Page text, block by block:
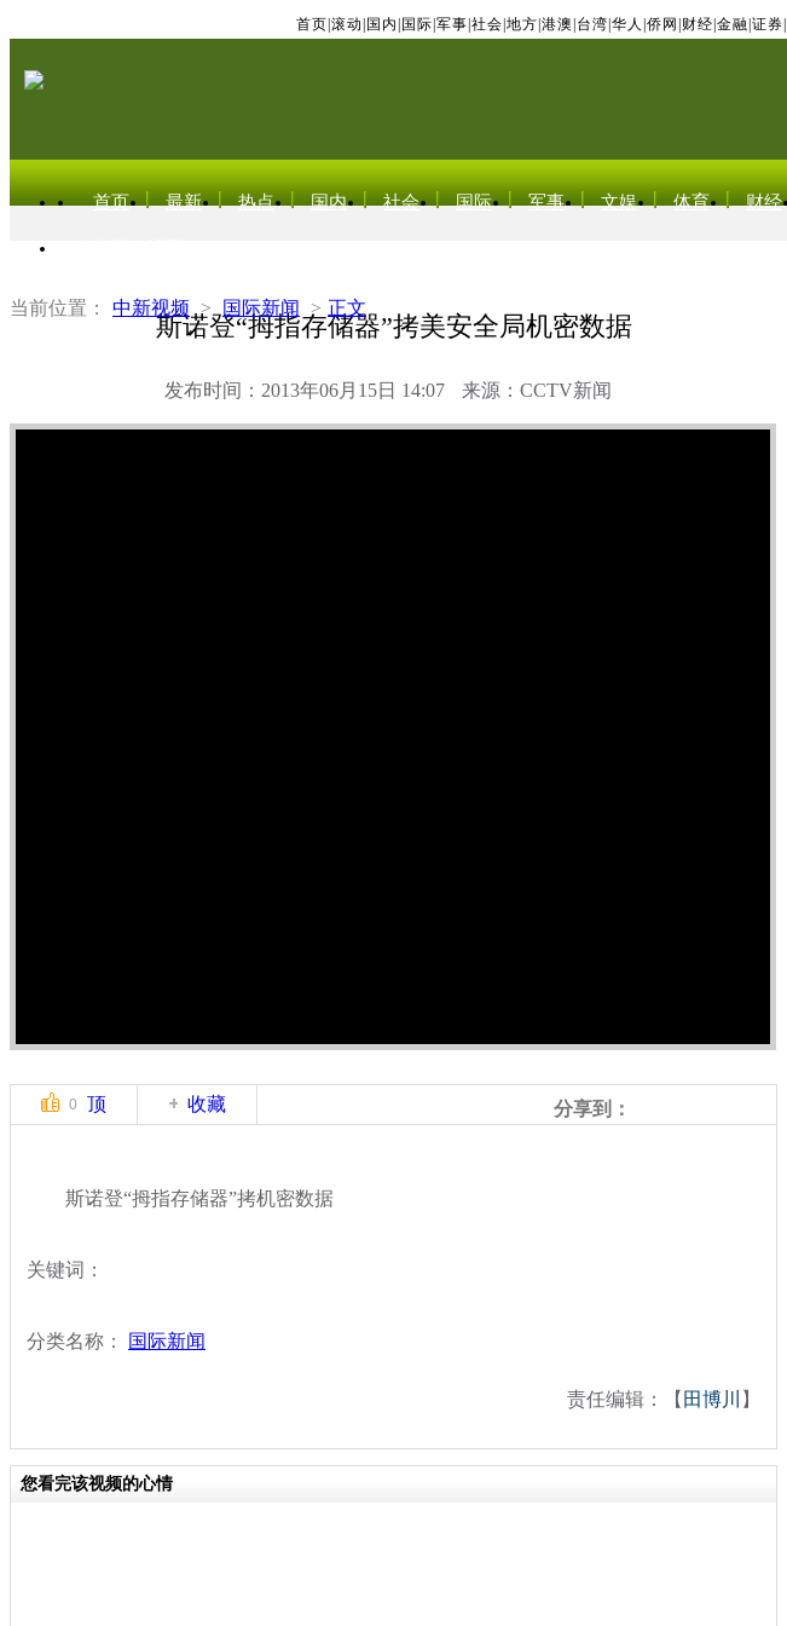
首页 滚动 国内 国际 军事 社会 地方 港澳 台湾 华人 侨网 财经 金融 证券
首页 最新 热点 国内 社会 国际 军事 文娱 体育 财经
当前位置： 中新视频 > 国际新闻 > 正文
斯诺登“拇指存储器”拷美安全局机密数据
发布时间：2013年06月15日 14:07 来源：CCTV新闻
0 顶 收藏 分享到：
斯诺登“拇指存储器”拷机密数据
关键词：
分类名称： 国际新闻
责任编辑：【 田博川 】
您看完该视频的心情